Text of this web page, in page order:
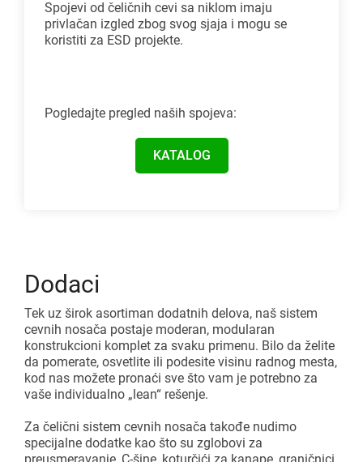
Spojevi od čeličnih cevi sa niklom imaju
privlačan izgled zbog svog sjaja i mogu se
koristiti za ESD projekte.
Pogledajte pregled naših spojeva:
KATALOG
Dodaci
Tek uz širok asortiman dodatnih delova, naš sistem
cevnih nosača postaje moderan, modularan
konstrukcioni komplet za svaku primenu. Bilo da želite
da pomerate, osvetlite ili podesite visinu radnog mesta,
kod nas možete pronaći sve što vam je potrebno za
vaše individualno „lean“ rešenje.
Za čelični sistem cevnih nosača takođe nudimo
specijalne dodatke kao što su zglobovi za